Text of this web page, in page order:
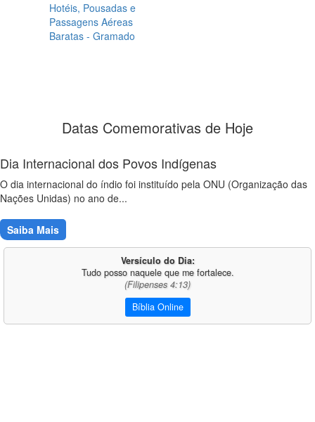
Hotéis, Pousadas e
Passagens Aéreas
Baratas - Gramado
Datas Comemorativas de Hoje
Dia Internacional dos Povos Indígenas
O dia internacional do índio foi instituído pela ONU (Organização das
Nações Unidas) no ano de...
Saiba Mais
Versículo do Dia:
Tudo posso naquele que me fortalece.
(Filipenses 4:13)
Bíblia Online